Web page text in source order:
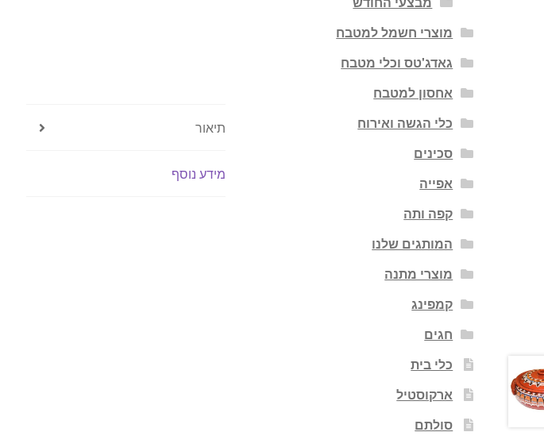
תיאור
מידע נוסף
מוצרי חשמל למטבח
גאדג'טס וכלי מטבח
אחסון למטבח
כלי הגשה ואירוח
סכינים
אפייה
קפה ותה
המותגים שלנו
מוצרי מתנה
קמפינג
חגים
כלי בית
ארקוסטיל
סולתם